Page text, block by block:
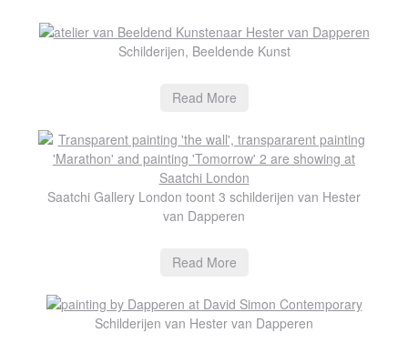
Schilderijen, Beeldende Kunst
Read More
Saatchi Gallery London toont 3 schilderijen van Hester
van Dapperen
Read More
Schilderijen van Hester van Dapperen